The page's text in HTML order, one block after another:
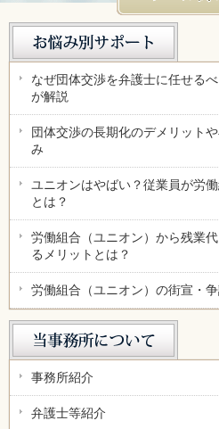
なぜ団体交渉を弁護士に任せる
が解説
団体交渉の長期化のデメリット
み
ユニオンはやばい？従業員が労
とは？
労働組合（ユニオン）から残業
るメリットとは？
労働組合（ユニオン）の街宣・
事務所紹介
弁護士等紹介